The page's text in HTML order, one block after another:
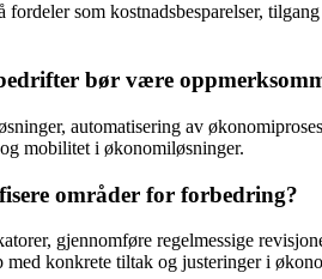
som kostnadsbesparelser,
bør være
automatisering av
mobilitet i økonomiløsninger.
områder for forbedring?
gjennomføre regelmessige
konkrete tiltak og justeringer i